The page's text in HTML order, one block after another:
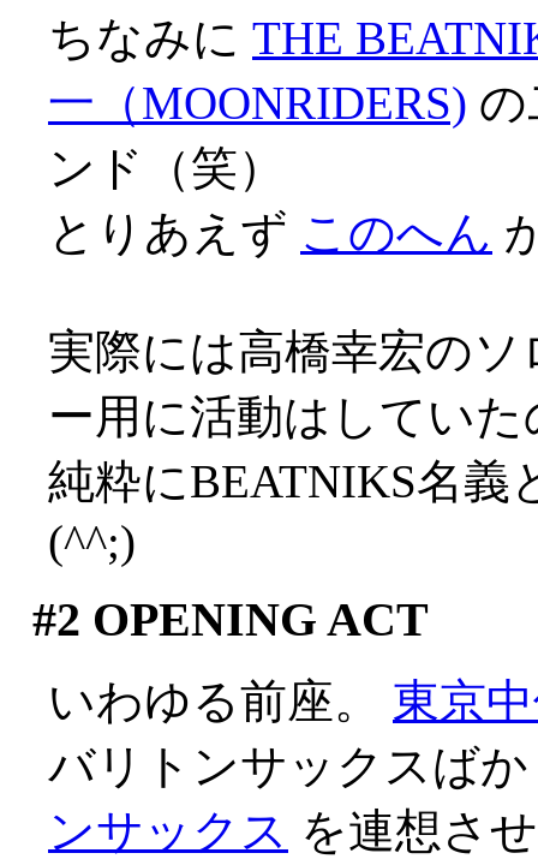
ちなみに THE
一（MOONRIDERS)
ンド（笑）
とりあえず このへん
実際には高橋幸宏の
ー用に活動はしてい
純粋にBEATNIKS名義
(^^;)
#2 OPENING ACT
いわゆる前座。 東京
バリトンサックスば
ンサックス を連想さ